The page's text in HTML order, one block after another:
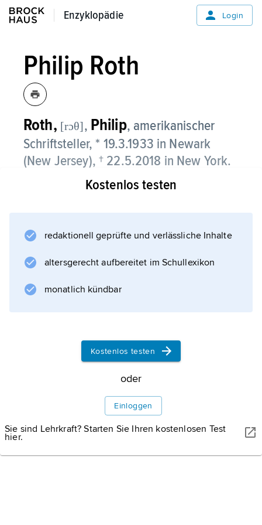
Enzyklopädie
Enzyklopädie Login
Philip Roth
Roth, [rɔθ], Philip, amerikanischer
Schriftsteller, * 19.3.1933 in Newark
(New Jersey), † 22.5.2018 in New York.
Schriftstellern nach dem Zweiten Weltkrieg.
Literatur
Kostenlos testen
redaktionell geprüfte und verlässliche Inhalte
altersgerecht aufbereitet im Schullexikon
monatlich kündbar
Kostenlos testen
oder
Einloggen
Sie sind Lehrkraft? Starten Sie Ihren kostenlosen Test
hier.